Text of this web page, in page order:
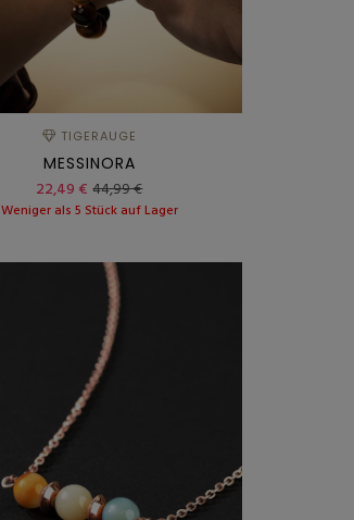
TIGERAUGE
MESSINORA
22,49 € 44,99 €
Weniger als 5 Stück auf Lager